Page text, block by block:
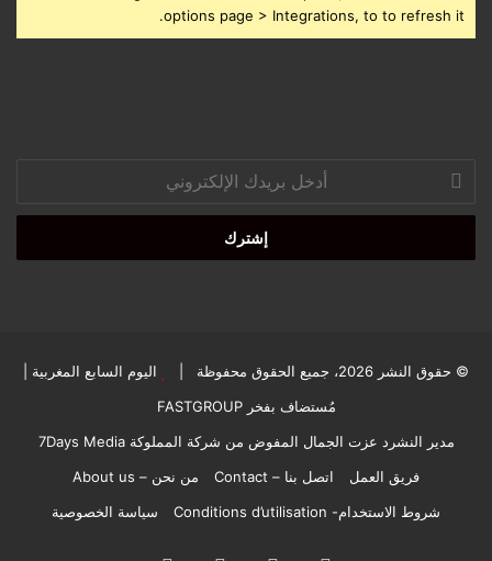
options page > Integrations, to to refresh it.
بريدك
الإلكتروني
© حقوق النشر 2026، جميع الحقوق محفوظة | اليوم السابع المغربية
مُستضاف بفخرFASTGROUP
مدير النشرد عزت الجمال المفوض من شركة المملوكة 7Days Media
فريق العمل
اتصل بنا – Contact
من نحن – About us
شروط الاستخدام- Conditions d’utilisation
سياسة الخصوصية